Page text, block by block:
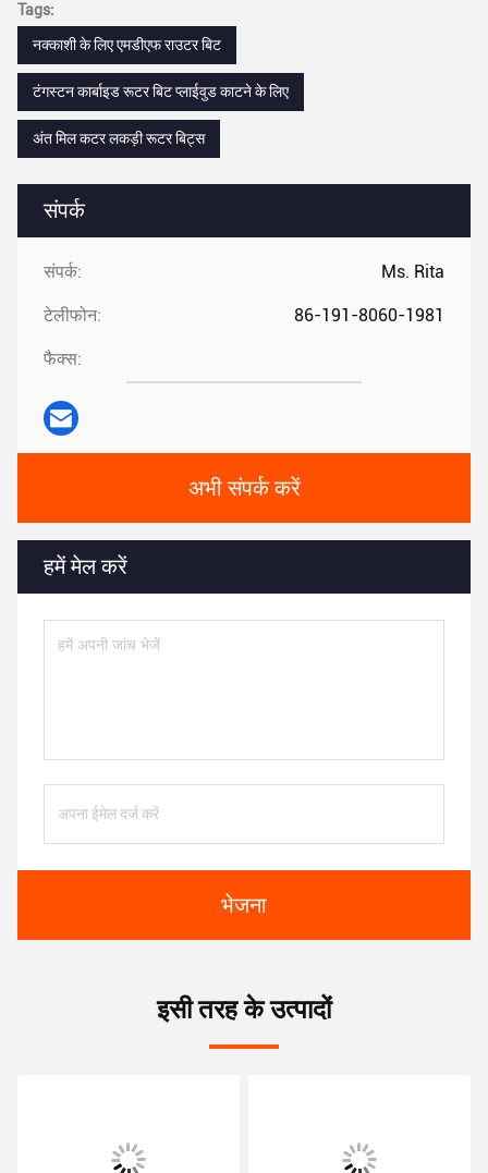
संपर्क
संपर्क: Ms. Rita
टेलीफोन: 86-191-8060-1981
फैक्स:
अभी संपर्क करें
हमें मेल करें
भेजना
Tags:
नक्काशी के लिए एमडीएफ राउटर बिट
टंगस्टन कार्बाइड रूटर बिट प्लाईवुड काटने के लिए
अंत मिल कटर लकड़ी रूटर बिट्स
इसी तरह के उत्पादों